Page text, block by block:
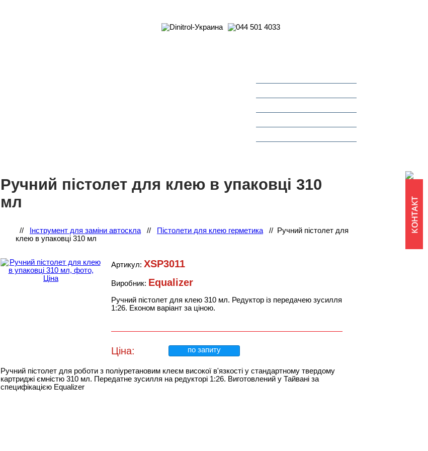
Ручний пістолет для клею в упаковці 310
мл
// Інструмент для заміни автоскла // Пістолети для клею герметика //
Ручний пістолет для
клею в упаковці 310 мл
Артикул: XSP3011
Виробник: Equalizer
Ручний пістолет для клею 310 мл. Редуктор із передачею зусилля
1:26. Економ варіант за ціною.
Ціна: по запиту
Ручний пістолет для роботи з поліуретановим клеєм високої в'язкості у стандартному твердому
картриджі ємністю 310 мл. Передатне зусилля на редукторі 1:26. Виготовлений у Тайвані за
специфікацією Equalizer